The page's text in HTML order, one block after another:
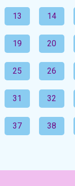
13 14
19 20
25 26
31 32
37 38